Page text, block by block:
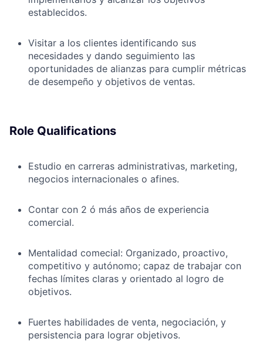
establecidos.
Visitar a los clientes identificando sus
necesidades y dando seguimiento las
oportunidades de alianzas para cumplir métricas
de desempeño y objetivos de ventas.
Role Qualifications
Estudio en carreras administrativas, marketing,
negocios internacionales o afines.
Contar con 2 ó más años de experiencia
comercial.
Mentalidad comecial: Organizado, proactivo,
competitivo y autónomo; capaz de trabajar con
fechas límites claras y orientado al logro de
objetivos.
Fuertes habilidades de venta, negociación, y
persistencia para lograr objetivos.